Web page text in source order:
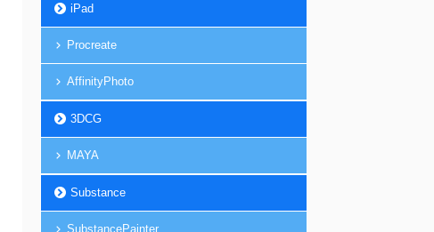
iPad
Procreate
AffinityPhoto
3DCG
MAYA
Substance
SubstancePainter